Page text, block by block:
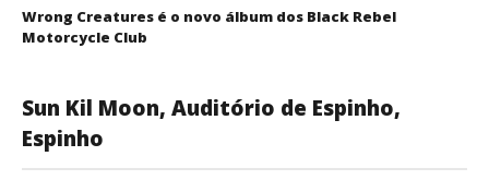
Wrong Creatures é o novo álbum dos Black Rebel
Motorcycle Club
Sun Kil Moon, Auditório de Espinho,
Espinho